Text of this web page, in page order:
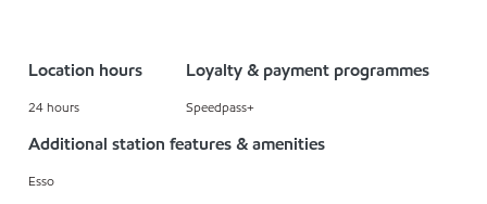
Location hours
24 hours
Loyalty & payment programmes
Speedpass+
Additional station features & amenities
Esso